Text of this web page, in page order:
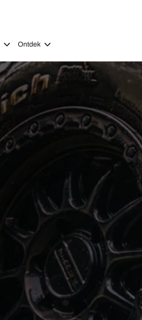
Ontdek